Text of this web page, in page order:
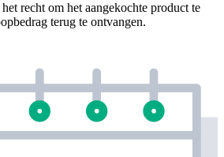
recht om het aangekochte product te
terug te ontvangen.